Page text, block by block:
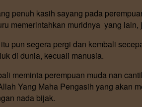
penuh kasih sayang pada
memerintahkan muridnya yang
pun segera pergi dan kembali
di dunia, kecuali manusia.
meminta perempuan muda nan
Yang Maha Pengasih yang akan
nada bijak.